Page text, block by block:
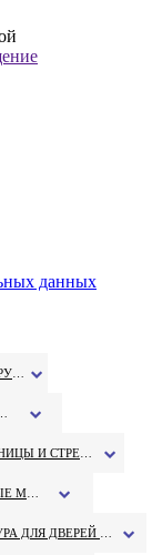
данных